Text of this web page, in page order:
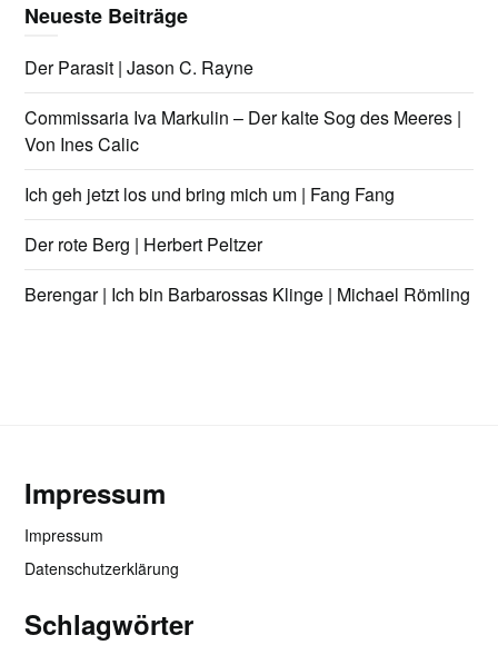
Neueste Beiträge
Der Parasit | Jason C. Rayne
Commissaria Iva Markulin – Der kalte Sog des Meeres |
Von Ines Calic
Ich geh jetzt los und bring mich um | Fang Fang
Der rote Berg | Herbert Peltzer
Berengar | Ich bin Barbarossas Klinge | Michael Römling
Impressum
Impressum
Datenschutzerklärung
Schlagwörter